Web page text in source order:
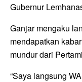
Gubernur
Ganjar mengaku
mendapatkan
mundur dari
“Saya langsung